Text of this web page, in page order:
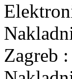
Zagreb